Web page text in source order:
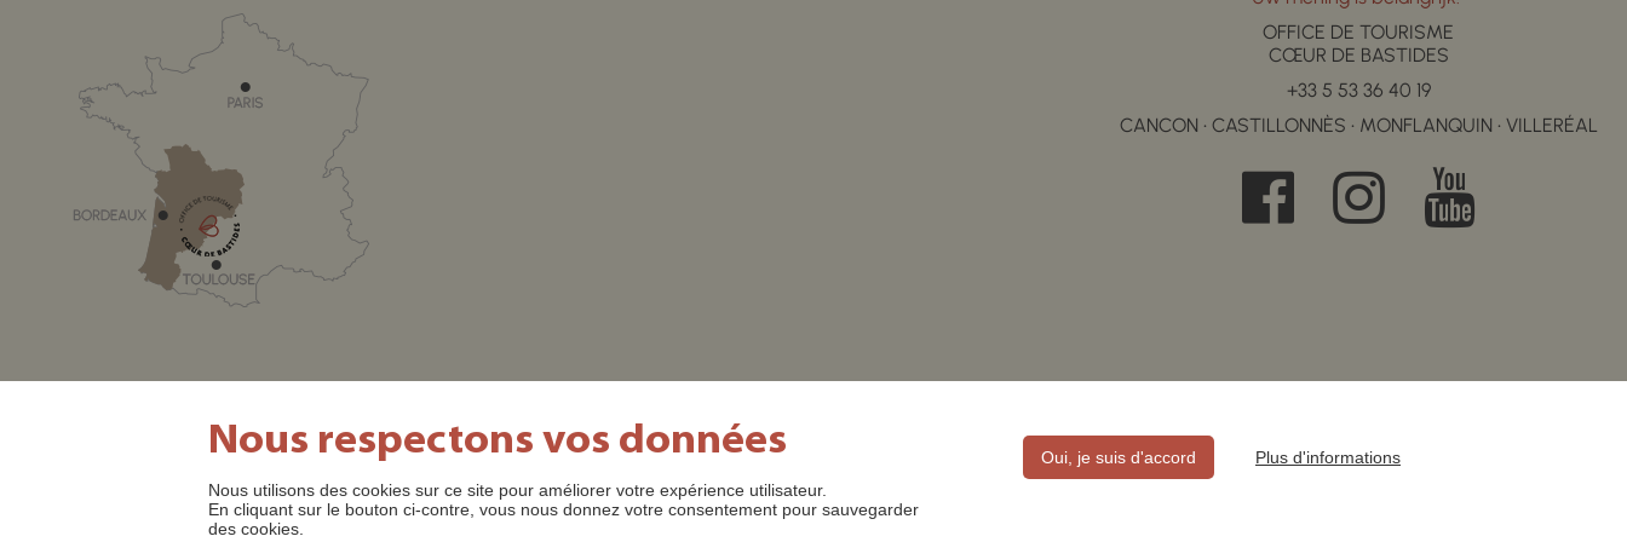
OFFICE DE TOURISME
CŒUR DE BASTIDES
+33 5 53 36 40 19
CANCON • CASTILLONNÈS • MONFLANQUIN • VILLERÉAL
SITE OFFICIEL DE L'OFFICE DE TOURISME CŒUR DE BASTIDES ©2022 MENTIONS LÉGALES
Nous respectons vos données
Nous utilisons des cookies sur ce site pour améliorer votre expérience utilisateur.
En cliquant sur le bouton ci-contre, vous nous donnez votre consentement pour sauvegarder
des cookies.
Oui, je suis d'accord Plus d'informations